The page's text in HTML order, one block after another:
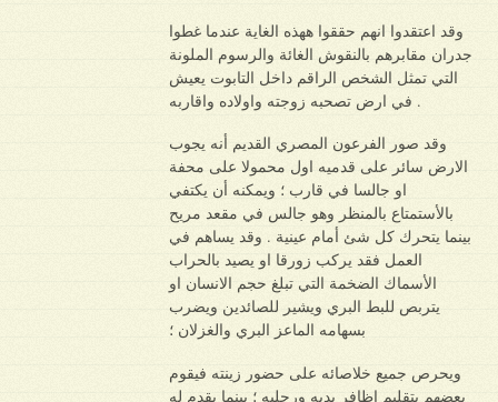
وقد اعتقدوا انهم حققوا ههذه الغاية عندما غطوا
جدران مقابرهم بالنقوش الغائة والرسوم الملونة
التي تمثل الشخص الراقم داخل التابوت يعيش
في ارض تصحبه زوجته واولاده واقاربه .
وقد صور الفرعون المصري القديم أنه يجوب
الارض سائر على قدميه اول محمولا على محفة
او جالسا في قارب ؛ ويمكنه أن يكتفي
بالأستمتاع بالمنظر وهو جالس في مقعد مريح
بينما يتحرك كل شئ أمام عينية . وقد يساهم في
العمل فقد يركب زورقا او يصيد بالحراب
الأسماك الضخمة التي تبلغ حجم الانسان او
يتربص للبط البري ويشير للصائدين ويضرب
ويحرص جميع خلاصائه على حضور زينته فيقوم
بعضهم بتقليم اظافر يديه ورجليه ؛ بينما يقدم له